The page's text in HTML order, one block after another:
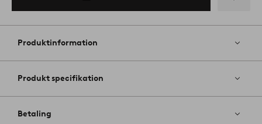
til
Produktinformation
Produkt specifikation
Betaling